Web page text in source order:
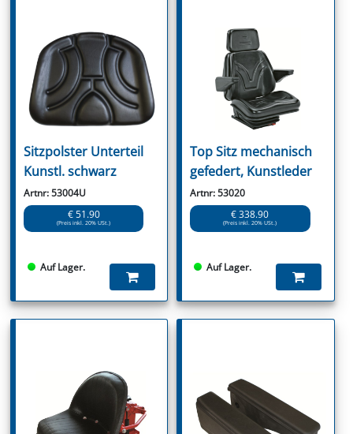
Sitzpolster Unterteil
Kunstl. schwarz
Artnr: 53004U
€ 51.90
(Preis inkl. 20% USt.)
Auf Lager.
Top Sitz mechanisch
gefedert, Kunstleder
Artnr: 53020
€ 338.90
(Preis inkl. 20% USt.)
Auf Lager.